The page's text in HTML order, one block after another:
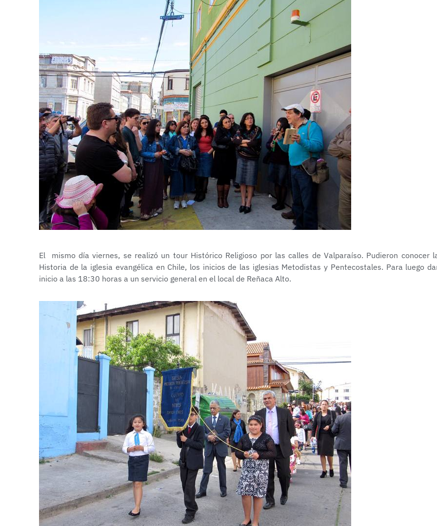
El mismo día viernes, se realizó un tour Histórico Religioso por las calles de Valparaíso. Pudieron conocer
Historia de la iglesia evangélica en Chile, los inicios de las iglesias Metodistas y Pentecostales. Para luego
inicio a las 18:30 horas a un servicio general en el local de Reñaca Alto.